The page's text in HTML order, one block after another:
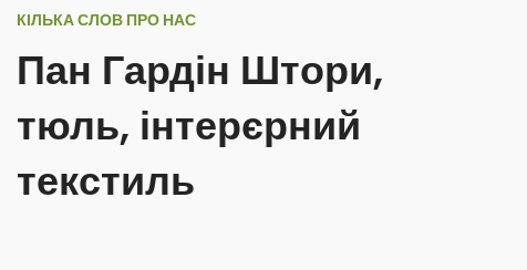
КІЛЬКА СЛОВ ПРО НАС
Пан Гардін Штори,
тюль, інтерєрний
текстиль